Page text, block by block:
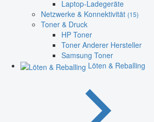
Laptop-Ladegeräte
Netzwerke & Konnektivität (15)
Toner & Druck
HP Toner
Toner Anderer Hersteller
Samsung Toner
Löten & Reballing